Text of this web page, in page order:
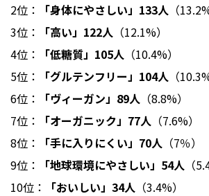
2位：
「身体にやさしい」133人 （
3位：
「高い」122人 （12.1%）
4位：
「低糖質」105人 （10.4%）
5位：
「グルテンフリー」104人 （
6位：
「ヴィーガン」89人 （8.8%）
7位：
「オーガニック」77人 （7.6%）
8位：
「手に入りにくい」70人 （7％）
9位：
「地球環境にやさしい」54人 （
10位：
「おいしい」34人 （3.4%）